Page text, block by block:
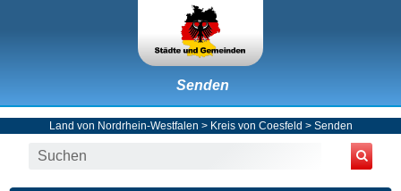
Senden
Land von Nordrhein-Westfalen > Kreis von Coesfeld > Senden